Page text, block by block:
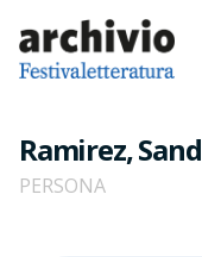
Ramirez,
PERSONA